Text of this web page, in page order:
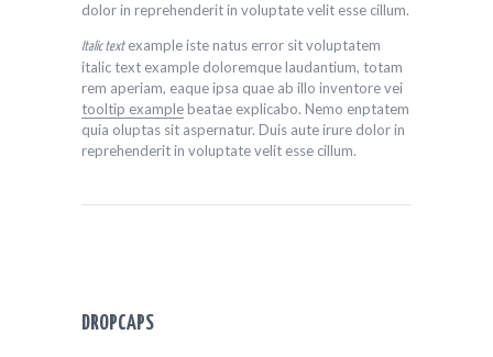
dolor in reprehenderit in voluptate velit esse cillum.
Italic textexample iste natus error sit voluptatem
italic text example doloremque laudantium, totam
rem aperiam, eaque ipsa quae ab illo inventore vei
tooltip examplebeatae explicabo. Nemo enptatem
quia oluptas sit aspernatur. Duis aute irure dolor in
reprehenderit in voluptate velit esse cillum.
DROPCAPS